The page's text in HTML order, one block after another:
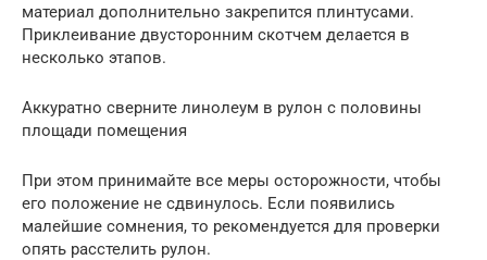
материал дополнительно закрепится плинтусами.
Приклеивание двусторонним скотчем делается в
несколько этапов.
Аккуратно сверните линолеум в рулон с половины
площади помещения
При этом принимайте все меры осторожности, чтобы
его положение не сдвинулось. Если появились
малейшие сомнения, то рекомендуется для проверки
опять расстелить рулон.